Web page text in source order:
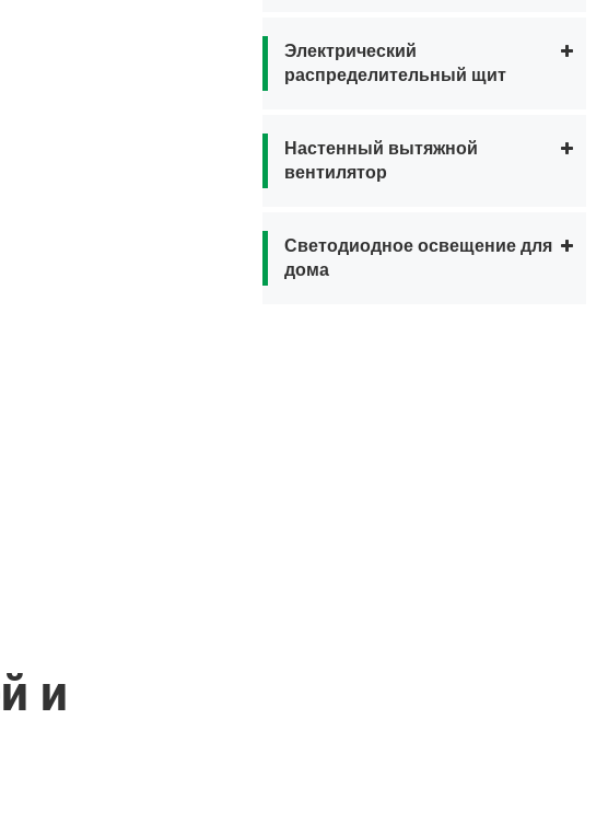
и
Электрический
распределительный щит
Настенный вытяжной
вентилятор
Светодиодное освещение для
дома